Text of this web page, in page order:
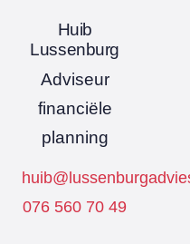
Huib
Lussenburg
Adviseur
financiële
planning
076 560 70 49